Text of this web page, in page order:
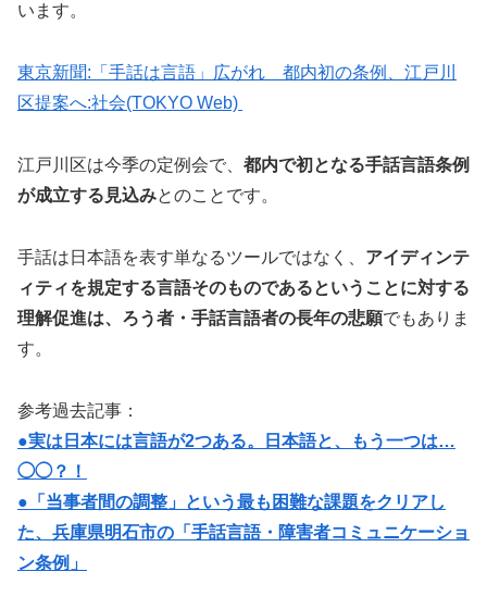
います。
東京新聞:「手話は言語」広がれ 都内初の条例、江戸川
区提案へ:社会(TOKYO Web)
江戸川区は今季の定例会で、 都内で初となる手話言語条例
が成立する見込みとのことです。
手話は日本語を表す単なるツールではなく、 アイディンテ
ィティを規定する言語そのものであるということに対する
理解促進は、ろう者・手話言語者の長年の悲願でもありま
す。
参考過去記事：
●実は日本には言語が2つある。日本語と、もう一つは…
◯◯？！
●「当事者間の調整」という最も困難な課題をクリアし
た、兵庫県明石市の「手話言語・障害者コミュニケーショ
ン条例」